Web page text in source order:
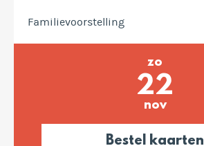
Familievoorstelling
zo
22
nov
Bestel kaarten